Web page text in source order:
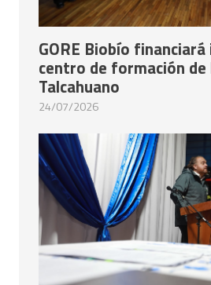
GORE Biobío
centro de formación de
Talcahuano
24/07/2026